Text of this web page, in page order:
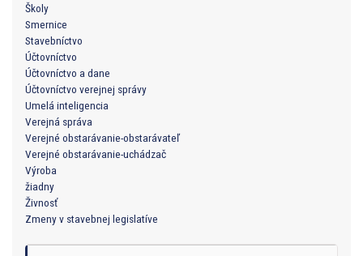
Školy
Smernice
Stavebníctvo
Účtovníctvo
Účtovníctvo a dane
Účtovníctvo verejnej správy
Umelá inteligencia
Verejná správa
Verejné obstarávanie-obstarávateľ
Verejné obstarávanie-uchádzač
Výroba
žiadny
Živnosť
Zmeny v stavebnej legislatíve